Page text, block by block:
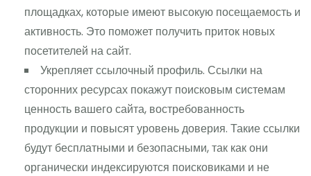
площадках, которые имеют высокую посещаемость и
активность. Это поможет получить приток новых
посетителей на сайт.
Укрепляет ссылочный профиль. Ссылки на
сторонних ресурсах покажут поисковым системам
ценность вашего сайта, востребованность
продукции и повысят уровень доверия. Такие ссылки
будут бесплатными и безопасными, так как они
органически индексируются поисковиками и не